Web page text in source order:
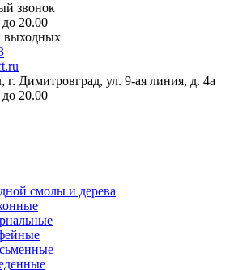
звонок
20.00
выходных
г. Димитровград, ул. 9-ая линия, д. 4а
20.00
смолы и дерева